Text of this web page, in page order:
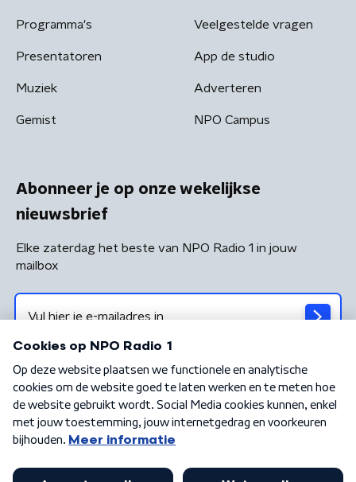
Programma's
Presentatoren
Muziek
Gemist
Veelgestelde vragen
App de studio
Adverteren
NPO Campus
Abonneer je op onze wekelijkse
nieuwsbrief
Elke zaterdag het beste van NPO Radio 1 in jouw
mailbox
Algemene voorwaarden